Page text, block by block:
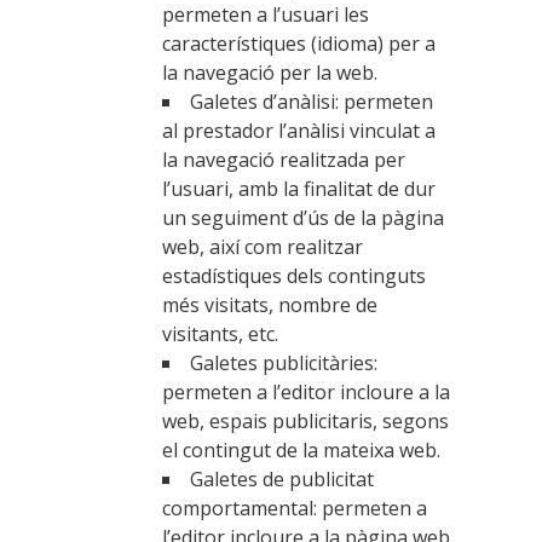
permeten a l’usuari les
característiques (idioma) per a
la navegació per la web.
Galetes d’anàlisi: permeten
al prestador l’anàlisi vinculat a
la navegació realitzada per
l’usuari, amb la finalitat de dur
un seguiment d’ús de la pàgina
web, així com realitzar
estadístiques dels continguts
més visitats, nombre de
visitants, etc.
Galetes publicitàries:
permeten a l’editor incloure a la
web, espais publicitaris, segons
el contingut de la mateixa web.
Galetes de publicitat
comportamental: permeten a